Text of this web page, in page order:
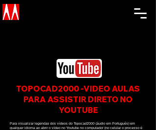
TOPOCAD2000 -VIDEO AULAS
PARA ASSISTIR DIRETO NO
YOUTUBE
Para visualizar legendas dos vídeos do Topocad2000 (áudio em Português) em
qualquer idioma ao abrir o vídeo no Youtube no computador (no celular o processo é